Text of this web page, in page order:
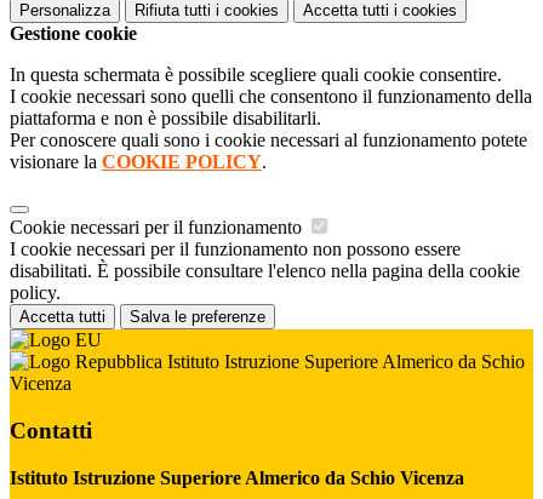
Personalizza Rifiuta tutti i cookies Accetta tutti i cookies
Gestione cookie
In questa schermata è possibile scegliere quali cookie consentire.
I cookie necessari sono quelli che consentono il funzionamento della
piattaforma e non è possibile disabilitarli.
Per conoscere quali sono i cookie necessari al funzionamento potete
visionare la COOKIE POLICY.
Cookie necessari per il funzionamento
I cookie necessari per il funzionamento non possono essere
disabilitati. È possibile consultare l'elenco nella pagina della cookie
policy.
Accetta tutti Salva le preferenze
Istituto Istruzione Superiore Almerico da Schio
Vicenza
Contatti
Istituto Istruzione Superiore Almerico da Schio Vicenza